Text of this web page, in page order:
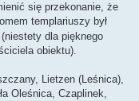
się przekonanie, że
templariuszy był
dla pięknego
obiektu).
Lietzen (Leśnica),
Oleśnica, Czaplinek,